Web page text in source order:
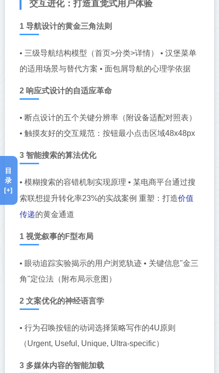
交互进化：打造直觉式用户体验
1 导航设计的黄金三角法则
• 三级导航结构模型（首页>分类>详情） • 汉堡菜单
的适用场景与替代方案 • 面包屑导航的心理学依据
2 响应式设计的自适应革命
• 断点设计的五个关键分辨率（附设备适配对照表）
• 触摸友好的交互规范：按钮最小点击区域48x48px
3 智能搜索的算法优化
• 模糊搜索的容错机制实现原理 • 某电商平台通过搜
索联想提升转化率23%的实战案例 重塑：打造价值
传递的黄金通道
1 视觉叙事的F型布局
• 眼动追踪实验揭示的用户浏览轨迹 • 关键信息"金三
角"定位法（附布局示意图）
2 文案优化的神经语言学
• 行为召唤按钮的动词选择策略写作的4U原则
（Urgent, Useful, Unique, Ultra-specific）
3 多媒体内容的智能加载
目
录
[+]